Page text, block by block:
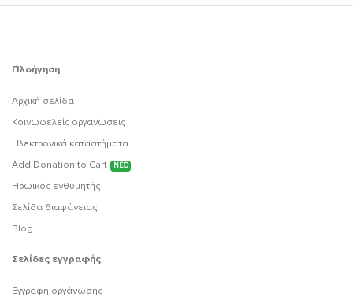
Πλοήγηση
Αρχική σελίδα
Κοινωφελείς οργανώσεις
Ηλεκτρονικά καταστήματα
Add Donation to Cart
ΝΕΟ
Ηρωικός ενθυμητής
Σελίδα διαφάνειας
Blog
Σελίδες εγγραφής
Εγγραφή οργάνωσης